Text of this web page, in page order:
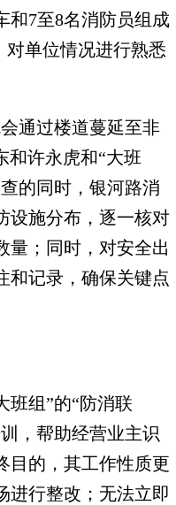
和7至8名消防员组成
对单位情况进行熟悉
通过楼道蔓延至非
许永虎和“大班
的同时，银河路消
设施分布，逐一核对
量；同时，对安全出
和记录，确保关键点
组”的“防消联
，帮助经营业主识
目的，其工作性质更
进行整改；无法立即